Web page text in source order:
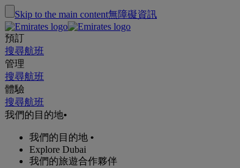
Skip to the main content無障礙資訊
預訂
搜尋航班
管理
搜尋航班
體驗
搜尋航班
我們的目的地•
我們的目的地 •
Explore Dubai
我們的旅遊合作夥伴